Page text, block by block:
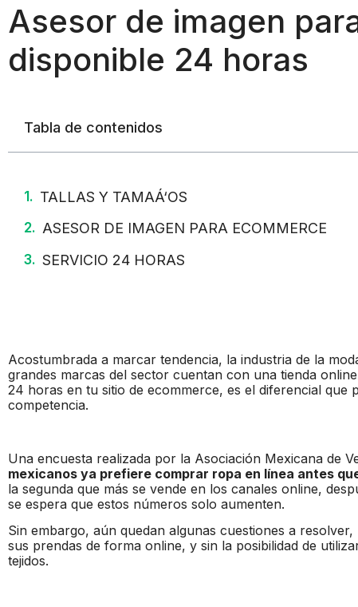
Asesor de imagen
disponible 24 horas
Tabla de contenidos
TALLAS Y TAMAÁ‘OS
ASESOR DE IMAGEN PARA ECOMMERCE
SERVICIO 24 HORAS
Acostumbrada a marcar tendencia, la industria de la
grandes marcas del sector cuentan con una tienda
24 horas en tu sitio de ecommerce, es el diferencial que
competencia.
Una encuesta realizada por la Asociación Mexicana de
mexicanos ya prefiere comprar ropa en línea antes
la segunda que más se vende en los canales online,
se espera que estos números solo aumenten.
Sin embargo, aún quedan algunas cuestiones a
sus prendas de forma online, y sin la posibilidad de
tejidos.